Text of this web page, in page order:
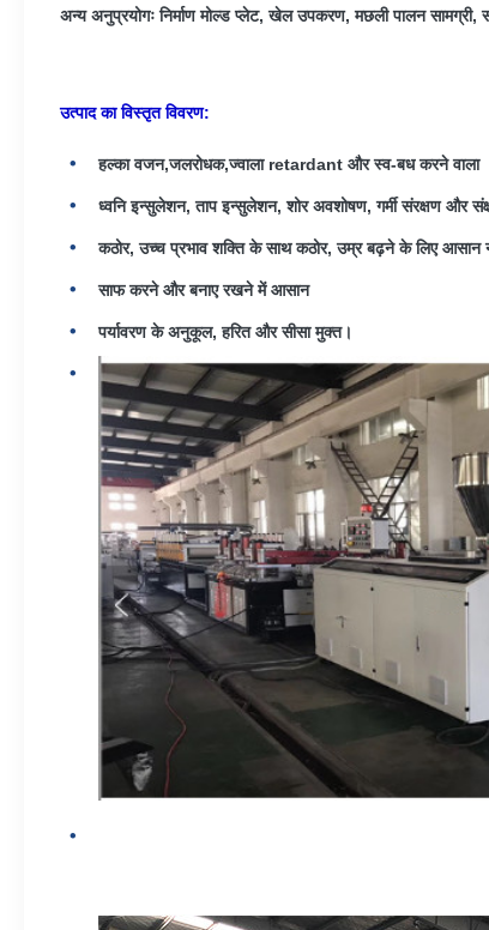
अन्य अनुप्रयोगः निर्माण मोल्ड प्लेट, खेल उपकरण, मछली पालन सामग्री,
उत्पाद का विस्तृत विवरण:
हल्का वजन,जलरोधक,ज्वाला retardant और स्व-बध करने वाला
ध्वनि इन्सुलेशन, ताप इन्सुलेशन, शोर अवशोषण, गर्मी संरक्षण और
कठोर, उच्च प्रभाव शक्ति के साथ कठोर, उम्र बढ़ने के लिए
साफ करने और बनाए रखने में आसान
पर्यावरण के अनुकूल, हरित और सीसा मुक्त।